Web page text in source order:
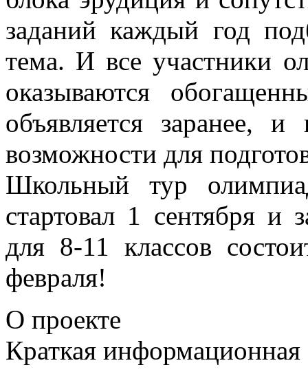
заданий каждый год
тема. И все участники
оказываются
объявляется заранее,
возможности для
Школьный тур
стартовал 1 сентября и
для 8-11 классов
февраля!
О проекте
Краткая информационная